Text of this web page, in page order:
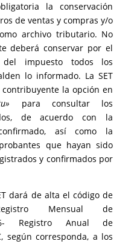
la conservación
de ventas y compras y/o
archivo tributario. No
deberá conservar por el
impuesto todos los
lo informado. La SET
la opción en
para consultar los
de acuerdo con la
así como la
que hayan sido
y confirmados por
dará de alta el código de
Mensual de
Registro Anual de
según corresponda, a los